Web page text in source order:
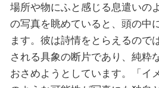
場所や物にふと感じる息遣いの
の写真を眺めていると、頭の中
ます。彼は詩情をとらえるので
される具象の断片であり、純粋
おさめようとしています。「イ